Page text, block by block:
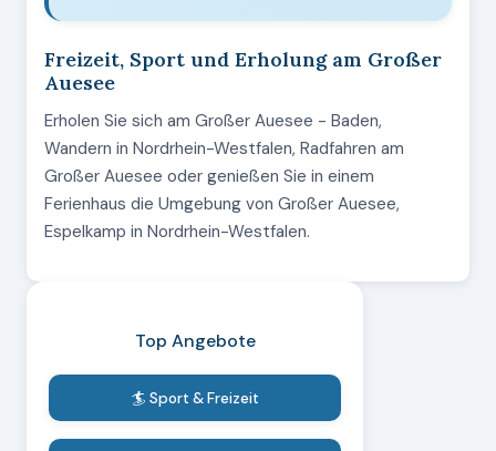
Freizeit, Sport und Erholung am Großer
Auesee
Erholen Sie sich am Großer Auesee - Baden,
Wandern in Nordrhein-Westfalen, Radfahren am
Großer Auesee oder genießen Sie in einem
Ferienhaus die Umgebung von Großer Auesee,
Espelkamp in Nordrhein-Westfalen.
Top Angebote
🏄 Sport & Freizeit